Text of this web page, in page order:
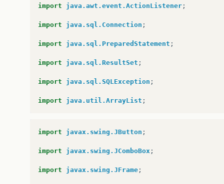
import java.awt.event.ActionListener ;
import java.sql.Connection ;
import java.sql.PreparedStatement ;
import java.sql.ResultSet ;
import java.sql.SQLException ;
import java.util.ArrayList ;
import javax.swing.JButton ;
import javax.swing.JComboBox ;
import javax.swing.JFrame ;